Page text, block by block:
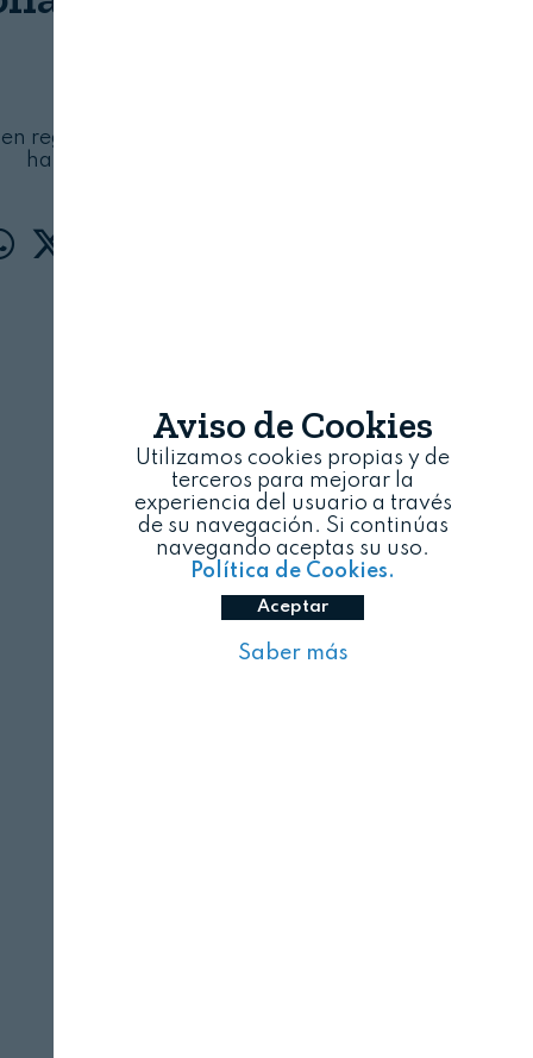
registrar su candidatura en la página web
hasta el 2 de mayo
Aviso de Cookies
Utilizamos cookies propias y de
terceros para mejorar la
experiencia del usuario a través
de su navegación. Si continúas
navegando aceptas su uso.
Política de Cookies.
Aceptar
Saber más